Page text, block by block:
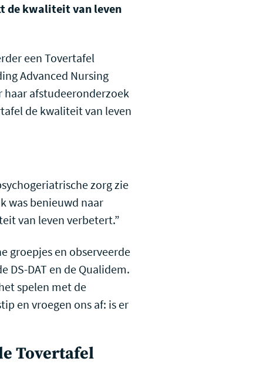
de kwaliteit van leven
een Tovertafel
Advanced Nursing
haar afstudeeronderzoek
de kwaliteit van leven
zorg zie
was benieuwd naar
van leven verbetert.”
groepjes en observeerde
DAT en de Qualidem.
spelen met de
en vroegen ons af: is er
Tovertafel